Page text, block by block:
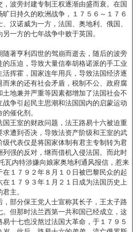
波旁封建专制王权逐渐由盛而衰。在国
日持久的欧洲战争，１７５６～１７６
汉诺威为一方，法国、奥地利、俄国、
一方的七年战争中败于英国。
著亨利四世的驾崩而逝去，随后的波旁
压迫，导致大量信奉胡格诺派的手工业
挥霍，国家连年用兵，导致法国经济逐
来的还有社会矛盾，税制不公、政府腐
地兼并严重等因素都增加了法国社会不
争引起民主思潮和法国国内的启蒙运动
催化剂。
王室的财政问题，法王路易十六被迫重
遭到否决，导致法资产阶级和王室的武
代表仅是将国家体制有君主专制转为君
强的反对，继而借机入侵法国。而此时
瓦内特涉嫌向娘家奥地利通风报信，惹来
１７９２年８月１０日被巴黎民众的起
在１７９３年１月２１日成为法国历史上
主。
部分保王党人士宣称其长子，王太子路
但那时法兰西第一共和国已经成立，这
十七也没熬过法国大革命，于１７９５